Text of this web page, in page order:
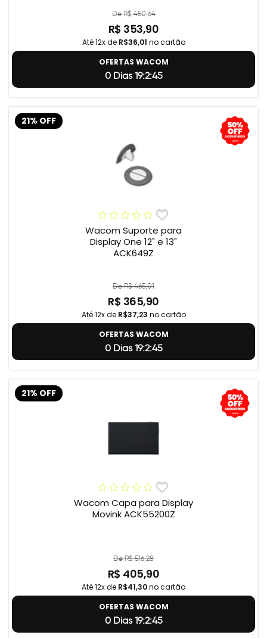
De R$ 450,64
R$ 353,90
Até 12x de R$36,01 no cartão
OFERTAS WACOM
0 Dias 19:2:44
21% OFF
Wacom Suporte para
Display One 12" e 13"
ACK649Z
De R$ 465,01
R$ 365,90
Até 12x de R$37,23 no cartão
OFERTAS WACOM
0 Dias 19:2:44
21% OFF
Wacom Capa para Display
Movink ACK55200Z
De R$ 516,28
R$ 405,90
Até 12x de R$41,30no cartão
OFERTAS WACOM
0 Dias 19:2:44